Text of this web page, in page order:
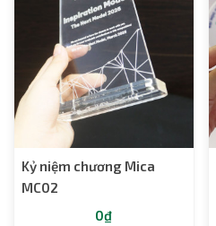
Kỷ niệm chương Mica
MC02
0₫